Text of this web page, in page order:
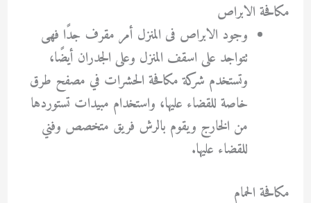
مكافحة الابراص
وجود الابراص فى المنزل أمر مقرف جدًا فهى
تتواجد على اسقف المنزل وعلى الجدران أيضًا،
وتستخدم شركة مكافحة الحشرات في مصفح طرق
خاصة للقضاء عليها، واستخدام مبيدات تستوردها
من الخارج ويقوم بالرش فريق متخصص وفني
للقضاء عليها.
مكافحة الحمام